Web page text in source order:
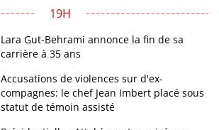
19H
Lara Gut-Behrami annonce la fin de sa
carrière à 35 ans
Accusations de violences sur d'ex-
compagnes: le chef Jean Imbert placé sous
statut de témoin assisté